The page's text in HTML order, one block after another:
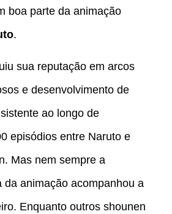
boa parte da animação
.
sua reputação em arcos
e desenvolvimento de
ao longo de
episódios entre Naruto e
Mas nem sempre a
da animação acompanhou a
Enquanto outros shounen